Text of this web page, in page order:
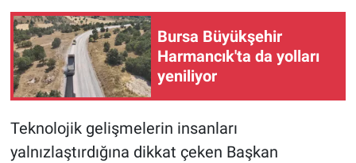
Bursa Büyükşehir
Harmancık'ta da yolları
yeniliyor
Teknolojik gelişmelerin insanları
yalnızlaştırdığına dikkat çeken Başkan